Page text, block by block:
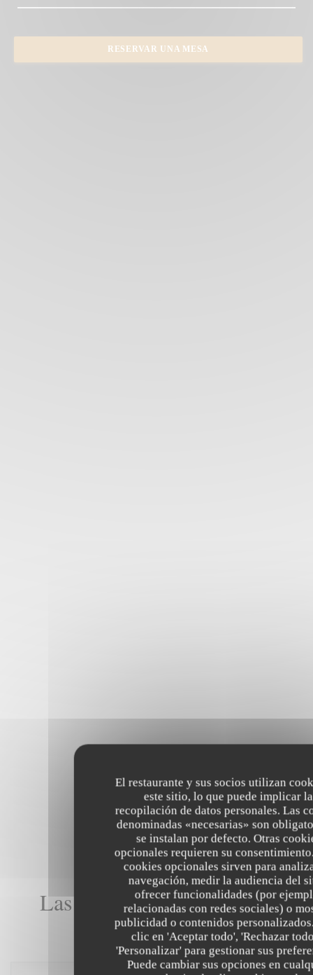
El restaurante y sus socios utilizan
este sitio, lo que puede implicar la
recopilación de datos personales. Las
denominadas «necesarias» son
se instalan por defecto. Otras
opcionales requieren su
cookies opcionales sirven para
navegación, medir la audiencia del
ofrecer funcionalidades (por
relacionadas con redes sociales) o
publicidad o contenidos
clic en 'Aceptar todo', 'Rechazar
'Personalizar' para gestionar sus
Puede cambiar sus opciones en
RESERVAR UNA MESA
Las opiniones de nuestros
clientes